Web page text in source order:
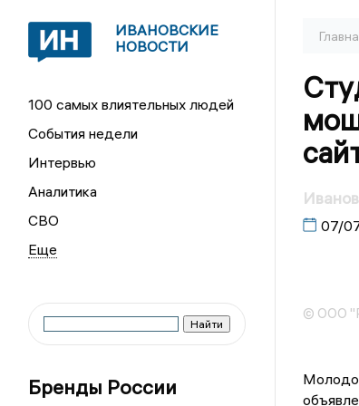
ИВАНОВСКИЕ
НОВОСТИ
100 самых влиятельных людей
События недели
Интервью
Аналитика
СВО
Бренды России
07/
© ООО